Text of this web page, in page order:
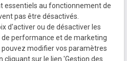
Politique de
confidentialité
essentiels au fonctionnement de
pas être désactivés.
d'activer ou de désactiver les
performance et de marketing
modifier vos paramètres
sur le lien 'Gestion des